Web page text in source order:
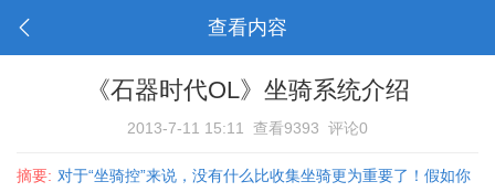
查看内容
《石器时代OL》坐骑系统介绍
2013-7-11 15:11 查看9393 评论0
摘要: 对于“坐骑控”来说，没有什么比收集坐骑更为重要了！假如你